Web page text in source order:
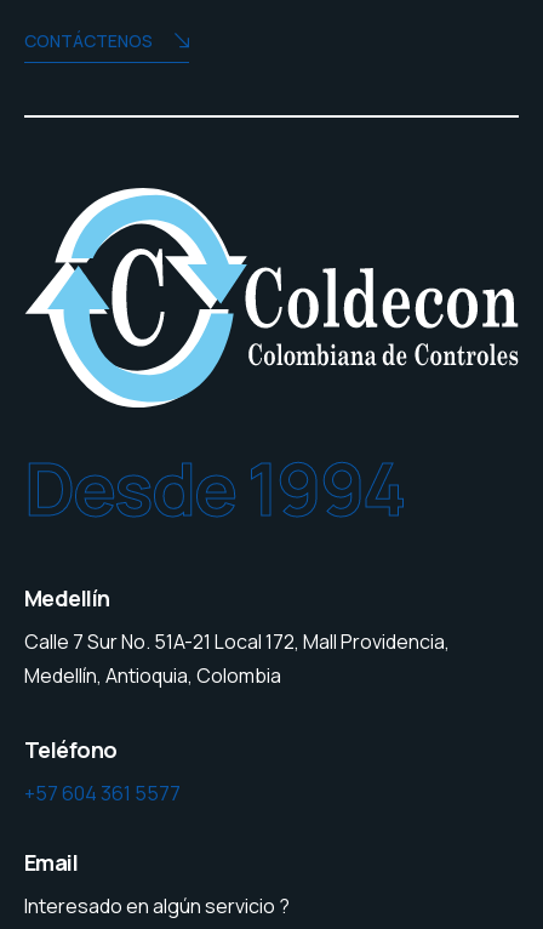
CONTÁCTENOS
Desde 1994
Medellín
Calle 7 Sur No. 51A-21 Local 172, Mall Providencia,
Medellín, Antioquia, Colombia
Teléfono
+57 604 361 5577
Email
Interesado en algún servicio ?